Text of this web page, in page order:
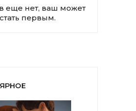
еще нет, ваш может
стать первым.